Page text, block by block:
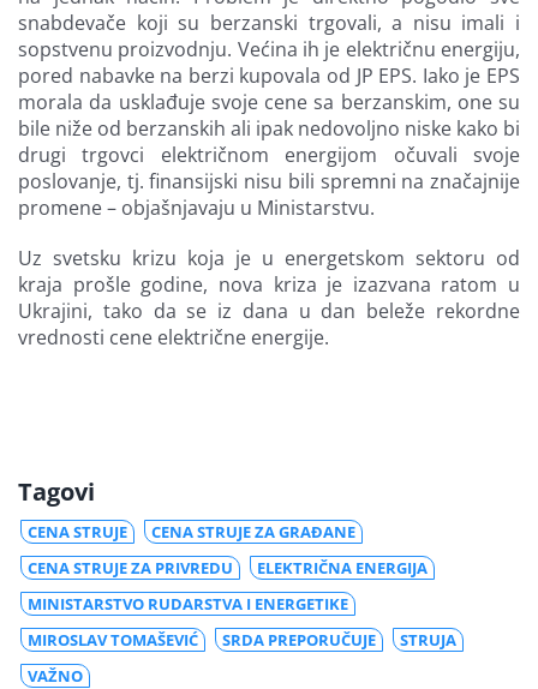
snabdevače koji su berzanski trgovali, a nisu imali i
sopstvenu proizvodnju. Većina ih je električnu energiju,
pored nabavke na berzi kupovala od JP EPS. Iako je EPS
morala da usklađuje svoje cene sa berzanskim, one su
bile niže od berzanskih ali ipak nedovoljno niske kako bi
drugi trgovci električnom energijom očuvali svoje
poslovanje, tj. finansijski nisu bili spremni na značajnije
promene – objašnjavaju u Ministarstvu.
Uz svetsku krizu koja je u energetskom sektoru od
kraja prošle godine, nova kriza je izazvana ratom u
Ukrajini, tako da se iz dana u dan beleže rekordne
vrednosti cene električne energije.
Tagovi
CENA STRUJE
CENA STRUJE ZA GRAĐANE
CENA STRUJE ZA PRIVREDU
ELEKTRIČNA ENERGIJA
MINISTARSTVO RUDARSTVA I ENERGETIKE
MIROSLAV TOMAŠEVIĆ
SRDA PREPORUČUJE
STRUJA
VAŽNO